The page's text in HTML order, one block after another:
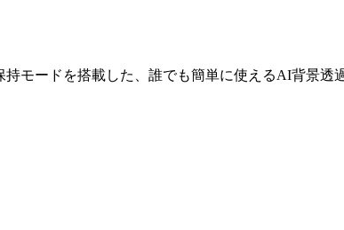
モードを搭載した、誰でも簡単に使えるAI背景透